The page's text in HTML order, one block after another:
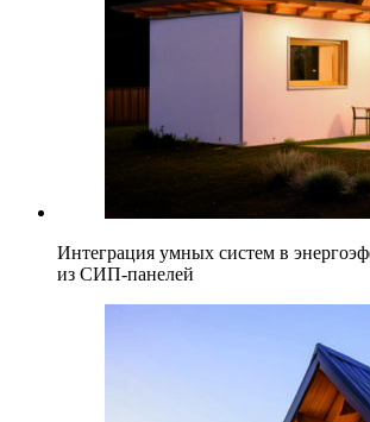
Интеграция умных систем в
из СИП-панелей